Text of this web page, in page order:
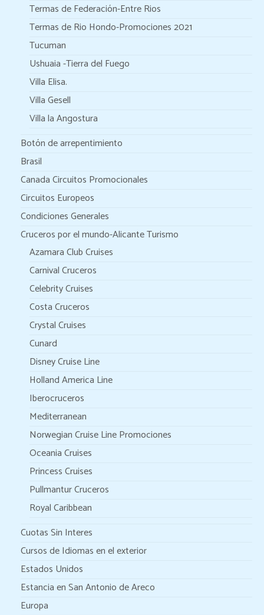
Termas de Federación-Entre Rios
Termas de Rio Hondo-Promociones 2021
Tucuman
Ushuaia -Tierra del Fuego
Villa Elisa.
Villa Gesell
Villa la Angostura
Botón de arrepentimiento
Brasil
Canada Circuitos Promocionales
Circuitos Europeos
Condiciones Generales
Cruceros por el mundo-Alicante Turismo
Azamara Club Cruises
Carnival Cruceros
Celebrity Cruises
Costa Cruceros
Crystal Cruises
Cunard
Disney Cruise Line
Holland America Line
Iberocruceros
Mediterranean
Norwegian Cruise Line Promociones
Oceania Cruises
Princess Cruises
Pullmantur Cruceros
Royal Caribbean
Cuotas Sin Interes
Cursos de Idiomas en el exterior
Estados Unidos
Estancia en San Antonio de Areco
Europa